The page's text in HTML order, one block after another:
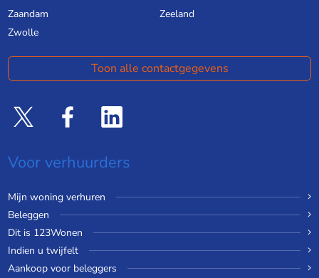
Zaandam
Zeeland
Zwolle
Toon alle contactgegevens
Voor verhuurders
Mijn woning verhuren
Beleggen
Dit is 123Wonen
Indien u twijfelt
Aankoop voor beleggers